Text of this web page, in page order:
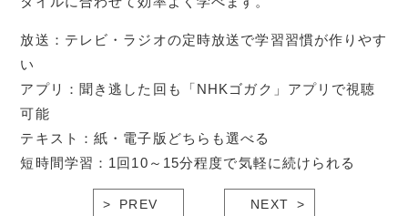
放送：テレビ・ラジオの定時放送で学習習慣が作りやす
い
アプリ：聞き逃した回も「NHKゴガク」アプリで視聴
可能
テキスト：紙・電子版どちらも選べる
短時間学習：1回10～15分程度で気軽に続けられる
PREV NEXT